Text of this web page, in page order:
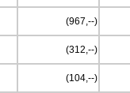
(967,--)
(312,--)
(104,--)